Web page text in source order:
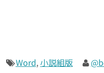
Word,小説組版